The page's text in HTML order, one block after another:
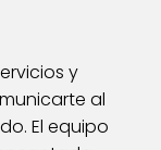
y
al
El equipo